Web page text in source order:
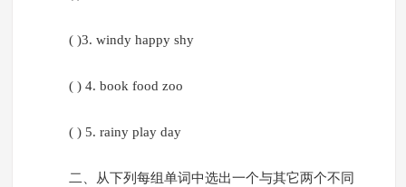
( )3. windy happy shy
( ) 4. book food zoo
( ) 5. rainy play day
二、从下列每组单词中选出一个与其它两个不同